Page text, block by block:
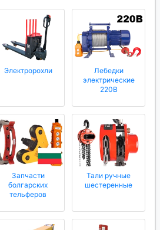
Электророхли
Лебедки
электрические
220В
Запчасти
болгарских
тельферов
Тали ручные
шестеренные